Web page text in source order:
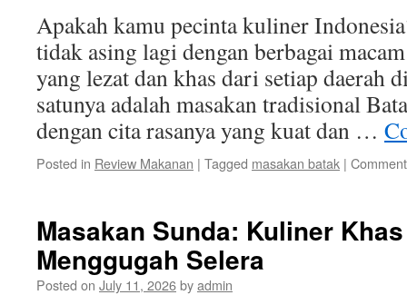
Apakah kamu pecinta kuliner
tidak asing lagi dengan berbagai
yang lezat dan khas dari setiap daerah
satunya adalah masakan tradisional
dengan cita rasanya yang kuat dan …
Posted in Review Makanan | Tagged masakan batak |
Masakan Sunda: Kuliner
Menggugah Selera
Posted on July 11, 2026byadmin